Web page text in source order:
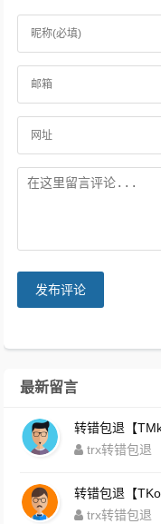
发布评论
最新留言
trx转错包退
trx转错包退